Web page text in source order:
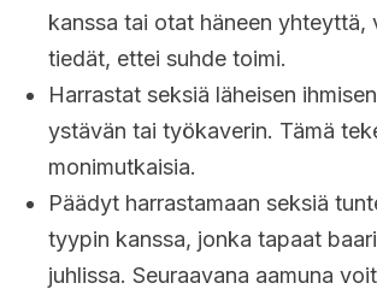
kanssa tai otat häneen yhteyttä,
tiedät, ettei suhde toimi.
Harrastat seksiä läheisen
ystävän tai työkaverin. Tämä
monimutkaisia.
Päädyt harrastamaan seksiä
tyypin kanssa, jonka tapaat
juhlissa. Seuraavana aamuna